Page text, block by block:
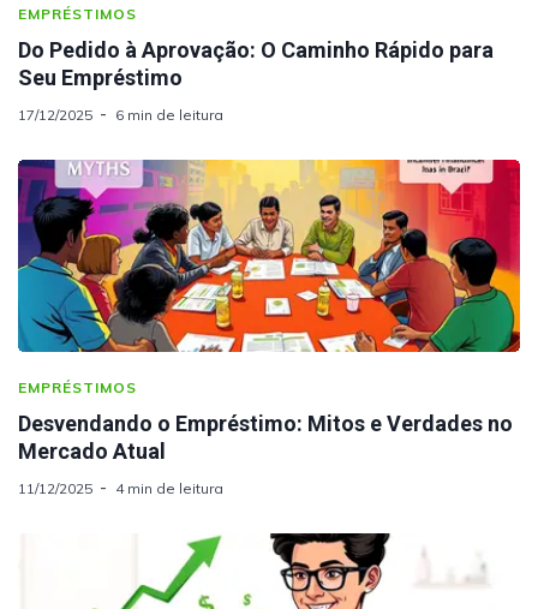
EMPRÉSTIMOS
Do Pedido à Aprovação: O Caminho Rápido para
Seu Empréstimo
17/12/2025 6 min de leitura
EMPRÉSTIMOS
Desvendando o Empréstimo: Mitos e Verdades no
Mercado Atual
11/12/2025 4 min de leitura